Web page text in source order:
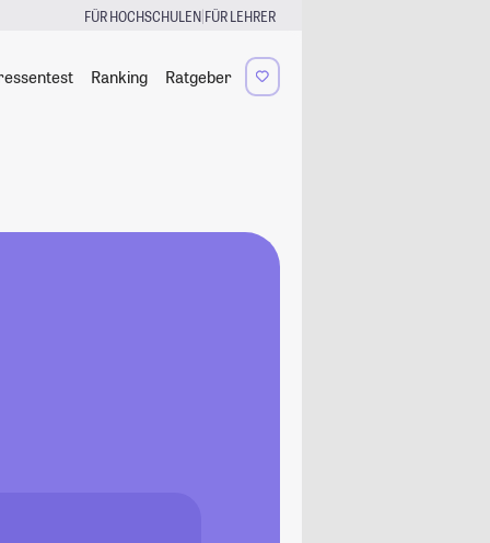
FÜR HOCHSCHULEN|FÜR LEHRER
Ranking Ratgeber